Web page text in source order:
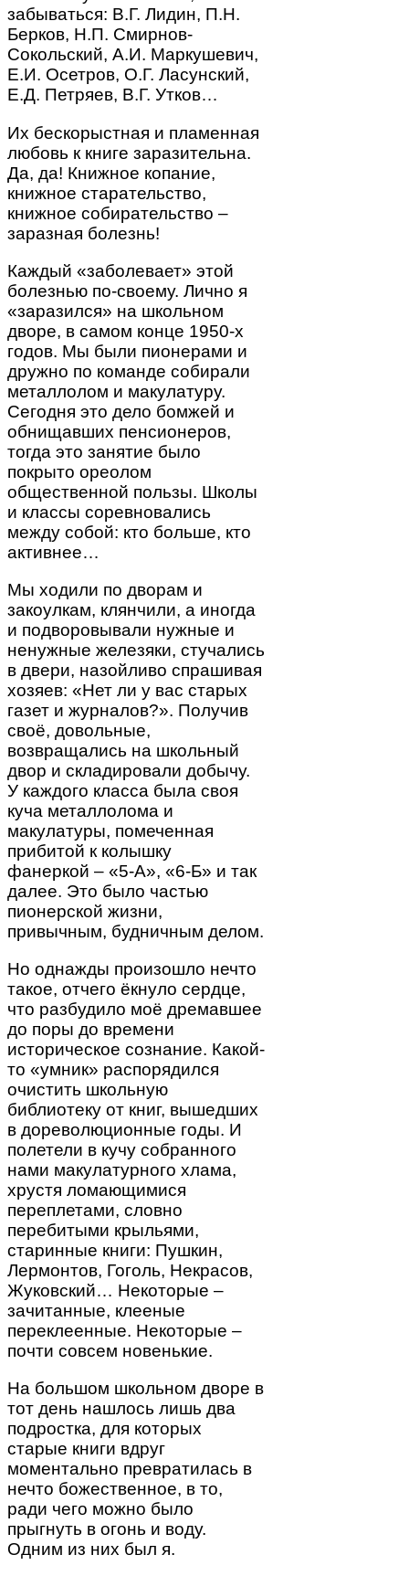
забываться: В.Г. Лидин, П.Н.
Берков, Н.П. Смирнов-
Сокольский, А.И. Маркушевич,
Е.И. Осетров, О.Г. Ласунский,
Е.Д. Петряев, В.Г. Утков…
Их бескорыстная и пламенная
любовь к книге заразительна.
Да, да! Книжное копание,
книжное старательство,
книжное собирательство –
заразная болезнь!
Каждый «заболевает» этой
болезнью по-своему. Лично я
«заразился» на школьном
дворе, в самом конце 1950-х
годов. Мы были пионерами и
дружно по команде собирали
металлолом и макулатуру.
Сегодня это дело бомжей и
обнищавших пенсионеров,
тогда это занятие было
покрыто ореолом
общественной пользы. Школы
и классы соревновались
между собой: кто больше, кто
активнее…
Мы ходили по дворам и
закоулкам, клянчили, а иногда
и подворовывали нужные и
ненужные железяки, стучались
в двери, назойливо спрашивая
хозяев: «Нет ли у вас старых
газет и журналов?». Получив
своё, довольные,
возвращались на школьный
двор и складировали добычу.
У каждого класса была своя
куча металлолома и
макулатуры, помеченная
прибитой к колышку
фанеркой – «5-А», «6-Б» и так
далее. Это было частью
пионерской жизни,
привычным, будничным делом.
Но однажды произошло нечто
такое, отчего ёкнуло сердце,
что разбудило моё дремавшее
до поры до времени
историческое сознание. Какой-
то «умник» распорядился
очистить школьную
библиотеку от книг, вышедших
в дореволюционные годы. И
полетели в кучу собранного
нами макулатурного хлама,
хрустя ломающимися
переплетами, словно
перебитыми крыльями,
старинные книги: Пушкин,
Лермонтов, Гоголь, Некрасов,
Жуковский… Некоторые –
зачитанные, клееные
переклеенные. Некоторые –
почти совсем новенькие.
На большом школьном дворе в
тот день нашлось лишь два
подростка, для которых
старые книги вдруг
моментально превратилась в
нечто божественное, в то,
ради чего можно было
прыгнуть в огонь и воду.
Одним из них был я.